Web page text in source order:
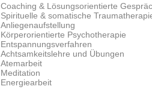
Coaching & Lösungsorientierte
Spirituelle & somatische
Anliegenaufstellung
Körperorientierte Psychotherapie
Entspannungsverfahren
Achtsamkeitslehre und Übungen
Atemarbeit
Meditation
Energiearbeit